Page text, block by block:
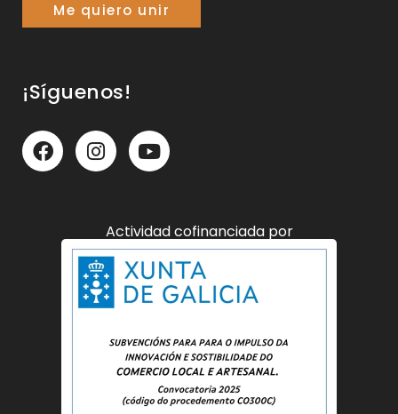
Me quiero unir
¡Síguenos!
Actividad cofinanciada por